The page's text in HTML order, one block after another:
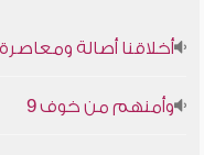
أخلاقنا أصالة ومعاصرة
وأمنهم من خوف 9